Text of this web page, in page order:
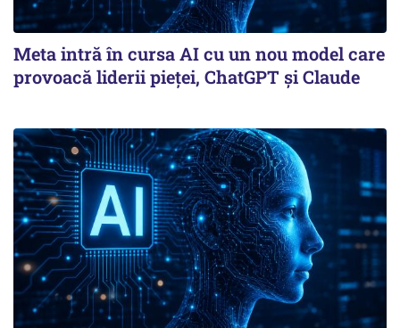
Meta intră în cursa AI cu un nou model care
provoacă liderii pieței, ChatGPT și Claude